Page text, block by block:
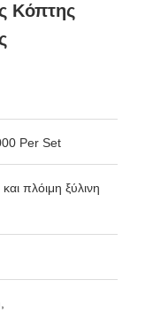
Κόπτης
Per Set
πλόιμη ξύλινη